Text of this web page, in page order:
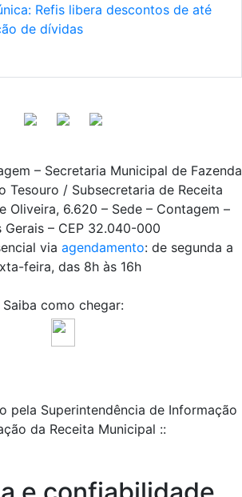
Refis libera descontos de até
de dívidas
– Secretaria Municipal de Fazenda
Tesouro / Subsecretaria de Receita
Oliveira, 6.620 – Sede – Contagem –
Gerais – CEP 32.040-000
via agendamento: de segunda a
feira, das 8h às 16h
Saiba como chegar:
pela Superintendência de Informação
da Receita Municipal ::